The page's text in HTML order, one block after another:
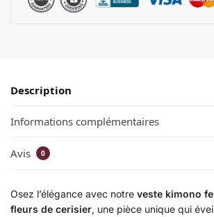
Description
Informations complémentaires
Avis 0
Osez l’élégance avec notre veste kimono
fleurs de cerisier, une pièce unique qui